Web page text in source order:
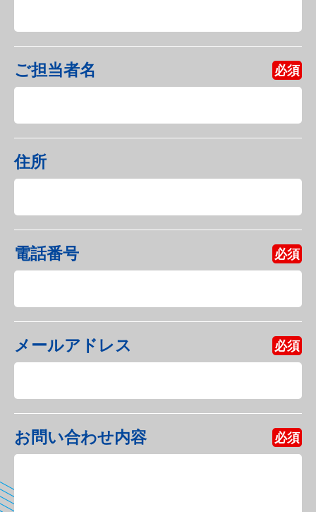
ご担当者名 必須
住所
電話番号 必須
メールアドレス 必須
お問い合わせ内容 必須